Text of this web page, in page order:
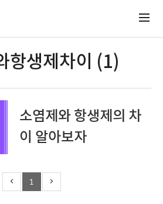
항생제차이 (1)
소염제와 항생제의 차
이 알아보자
1